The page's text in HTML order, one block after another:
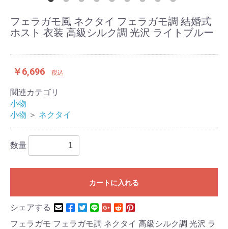
フェラガモ風 ネクタイ フェラガモ調 結婚式
ホスト 衣装 高級シルク調 光沢 ライトブルー
￥6,696 税込
関連カテゴリ
小物
小物 ＞ ネクタイ
数量
カートに入れる
シェアする
フェラガモ フェラガモ調 ネクタイ 高級シルク調 光沢 ラ